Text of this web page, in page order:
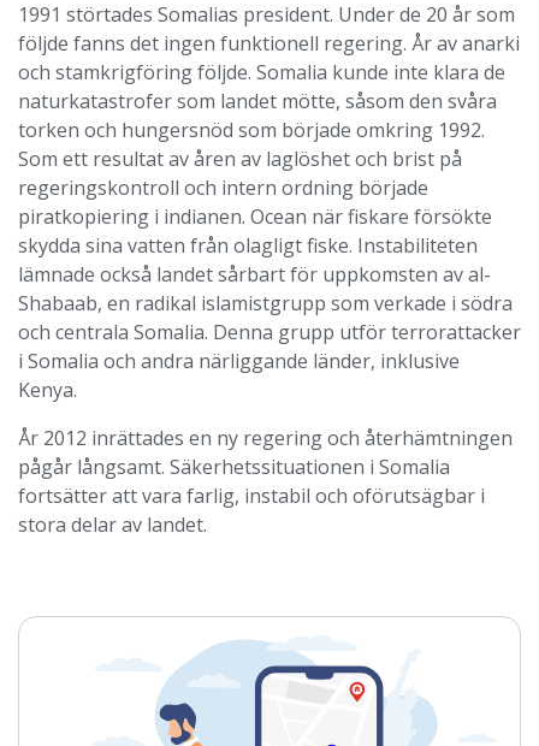
1991 störtades Somalias president. Under de 20 år som
följde fanns det ingen funktionell regering. År av anarki
och stamkrigföring följde. Somalia kunde inte klara de
naturkatastrofer som landet mötte, såsom den svåra
torken och hungersnöd som började omkring 1992.
Som ett resultat av åren av laglöshet och brist på
regeringskontroll och intern ordning började
piratkopiering i indianen. Ocean när fiskare försökte
skydda sina vatten från olagligt fiske. Instabiliteten
lämnade också landet sårbart för uppkomsten av al-
Shabaab, en radikal islamistgrupp som verkade i södra
och centrala Somalia. Denna grupp utför terrorattacker
i Somalia och andra närliggande länder, inklusive
Kenya.
År 2012 inrättades en ny regering och återhämtningen
pågår långsamt. Säkerhetssituationen i Somalia
fortsätter att vara farlig, instabil och oförutsägbar i
stora delar av landet.